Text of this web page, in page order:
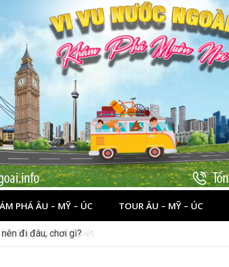
PHÁ ÂU – MỸ – ÚC TOUR ÂU – MỸ – ÚC
đi đâu, chơi gì?